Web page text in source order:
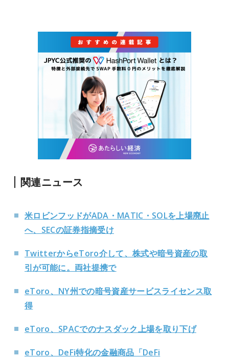
関連ニュース
米ロビンフッドがADA・MATIC・SOLを上場廃止
へ、SECの証券指摘受け
TwitterからeToro介して、株式や暗号資産の取
引が可能に。両社提携で
eToro、NY州での暗号資産サービスライセンス取
得
eToro、SPACでのナスダック上場を取り下げ
eToro、DeFi特化の金融商品「DeFi